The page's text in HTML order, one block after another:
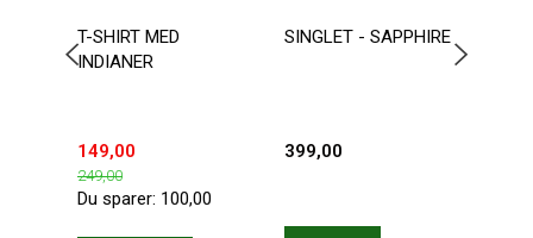
T-SHIRT MED
INDIANER
149,00
249,00
Du sparer: 100,00
SINGLET - SAPPHIRE
399,00